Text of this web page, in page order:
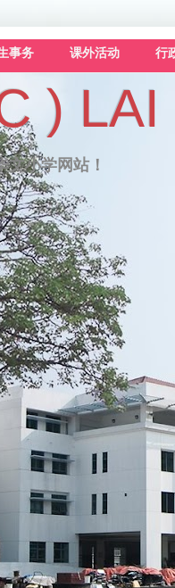
事务 课外活动 行
)
小学网站！